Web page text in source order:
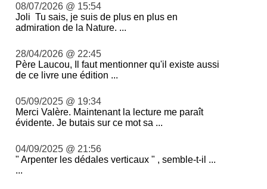
08/07/2026 @ 15:54
Joli Tu sais, je suis de plus en plus en
admiration de la Nature. ...
28/04/2026 @ 22:45
Père Laucou, Il faut mentionner qu'il existe aussi
de ce livre une édition ...
05/09/2025 @ 19:34
Merci Valère. Maintenant la lecture me paraît
évidente. Je butais sur ce mot sa ...
04/09/2025 @ 21:56
" Arpenter les dédales verticaux " , semble-t-il ...
...